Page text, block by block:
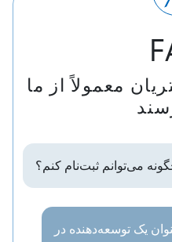
معمولاً از ما
می‌توانم ثبت‌نام کنم؟
یک توسعه‌دهنده در